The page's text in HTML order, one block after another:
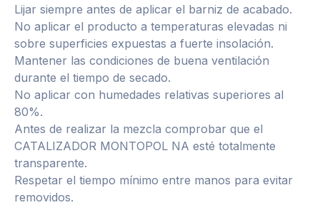
Lijar siempre antes de aplicar el barniz de acabado.
No aplicar el producto a temperaturas elevadas ni
sobre superficies expuestas a fuerte insolación.
Mantener las condiciones de buena ventilación
durante el tiempo de secado.
No aplicar con humedades relativas superiores al
80%.
Antes de realizar la mezcla comprobar que el
CATALIZADOR MONTOPOL NA esté totalmente
transparente.
Respetar el tiempo mínimo entre manos para evitar
removidos.